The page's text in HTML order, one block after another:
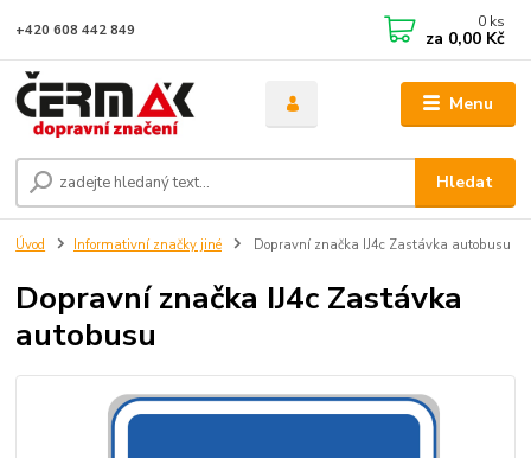
Menu
Hledat
+420 608 442 849 0 ks
za 0,00 Kč
Úvod Informativní značky jiné Dopravní značka IJ4c Zastávka autobusu
Dopravní značka IJ4c Zastávka
autobusu